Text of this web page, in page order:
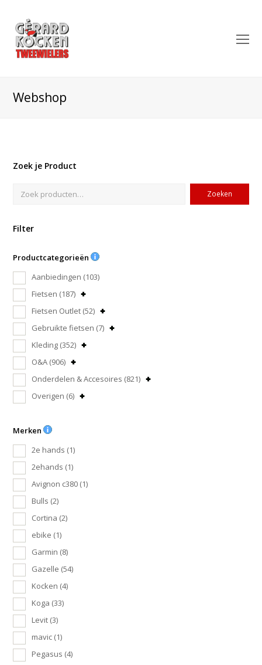
Webshop
Zoek je Product
Zoeken
Filter
Productcategorieën
Aanbiedingen (103)
Fietsen (187)
Fietsen Outlet (52)
Gebruikte fietsen (7)
Kleding (352)
O&A (906)
Onderdelen & Accesoires (821)
Overigen (6)
Merken
2e hands (1)
2ehands (1)
Avignon c380 (1)
Bulls (2)
Cortina (2)
ebike (1)
Garmin (8)
Gazelle (54)
Kocken (4)
Koga (33)
Levit (3)
mavic (1)
Pegasus (4)